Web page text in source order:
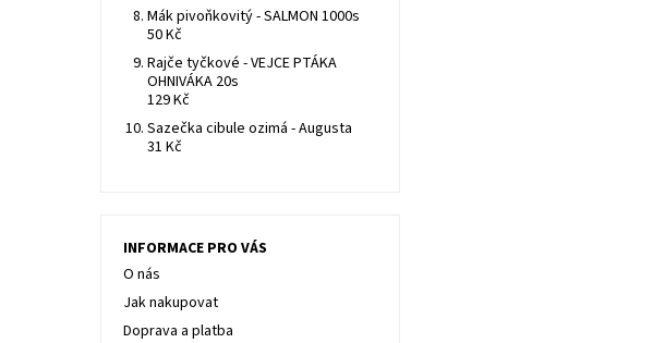
Mák pivoňkovitý - SALMON 1000s
50 Kč
Rajče tyčkové - VEJCE PTÁKA
OHNIVÁKA 20s
129 Kč
Sazečka cibule ozimá - Augusta
31 Kč
INFORMACE PRO VÁS
O nás
Jak nakupovat
Doprava a platba